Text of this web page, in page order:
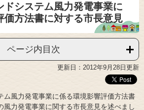
ドシステム風力発電事業に
価方法書に対する市長意見
ページ内目次
更新日：2012年9月28日更新
ム風力発電事業に係る環境影響評価方法書
風力発電事業に関する市長意見を述べまし